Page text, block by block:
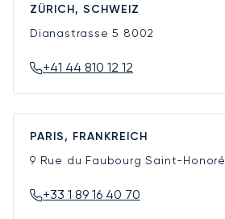
ZÜRICH, SCHWEIZ
Dianastrasse 5 8002
+41 44 810 12 12
PARIS, FRANKREICH
9 Rue du Faubourg Saint-Honoré
+33 1 89 16 40 70